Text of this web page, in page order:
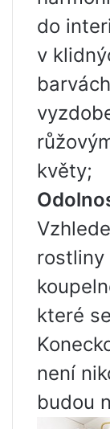
do
v
květy;
rostliny
které
není
budou